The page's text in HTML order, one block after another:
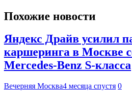
Похожие новости
Яндекс Драйв усилил
каршеринга в Москве
Mercedes-Benz S-класса
Вечерняя Москва4 месяца спустя 0